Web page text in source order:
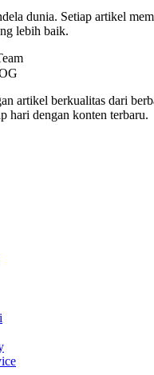
dunia. Setiap artikel
lebih baik.
artikel berkualitas dari
hari dengan konten terbaru.